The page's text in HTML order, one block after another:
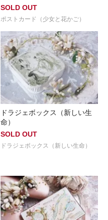
SOLD OUT
ポストカード（少女と花かご）
ドラジェボックス（新しい生
命）
SOLD OUT
ドラジェボックス（新しい生命）